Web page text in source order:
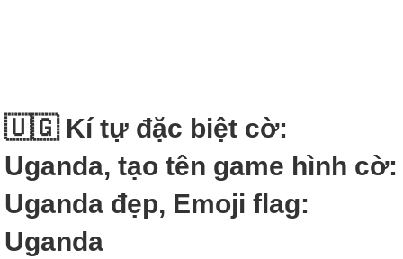
🇺🇬 Kí tự đặc biệt cờ:
Uganda, tạo tên game hình cờ:
Uganda đẹp, Emoji flag:
Uganda